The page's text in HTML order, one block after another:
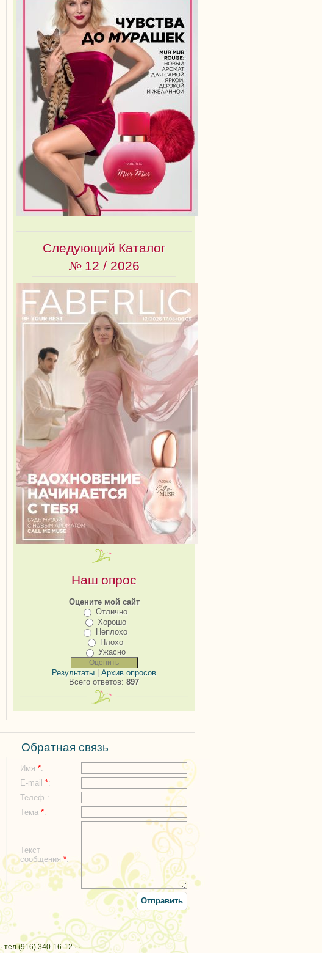
Следующий Каталог
№ 12 / 2026
Наш опрос
Оцените мой сайт
Отлично
Хорошо
Неплохо
Плохо
Ужасно
Результаты | Архив опросов
Всего ответов: 897
Обратная связь
Имя *:
E-mail *:
Телеф.:
Тема *:
Текст
сообщения *:
· тел.(916) 340-16-12 · ·